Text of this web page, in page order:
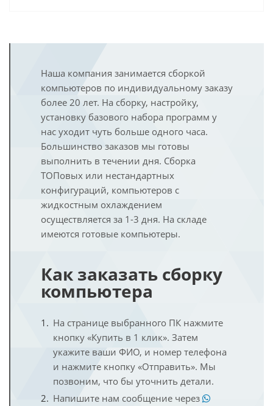
Наша компания занимается сборкой
компьютеров по индивидуальному заказу
более 20 лет. На сборку, настройку,
установку базового набора программ у
нас уходит чуть больше одного часа.
Большинство заказов мы готовы
выполнить в течении дня. Сборка
ТОПовых или нестандартных
конфигураций, компьютеров с
жидкостным охлаждением
осуществляется за 1-3 дня. На складе
имеются готовые компьютеры.
Как заказать сборку
компьютера
На странице выбранного ПК нажмите
кнопку «Купить в 1 клик». Затем
укажите ваши ФИО, и номер телефона
и нажмите кнопку «Отправить». Мы
позвоним, что бы уточнить детали.
Напишите нам сообщение через